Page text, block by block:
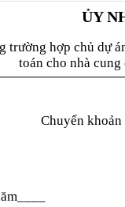
ỦY
trường hợp chủ dự
toán cho nhà
Chuyển khoản